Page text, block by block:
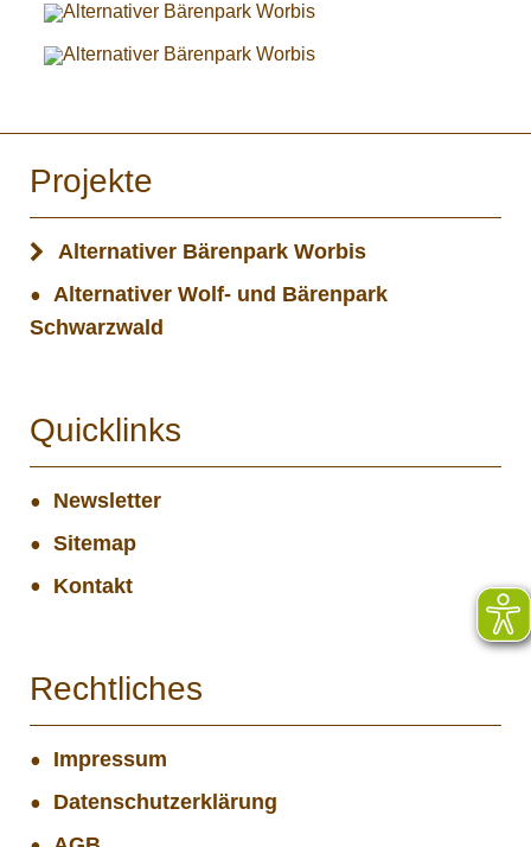
Projekte
Alternativer Bärenpark Worbis
Alternativer Wolf- und Bärenpark
Schwarzwald
Quicklinks
Newsletter
Sitemap
Kontakt
Rechtliches
Impressum
Datenschutzerklärung